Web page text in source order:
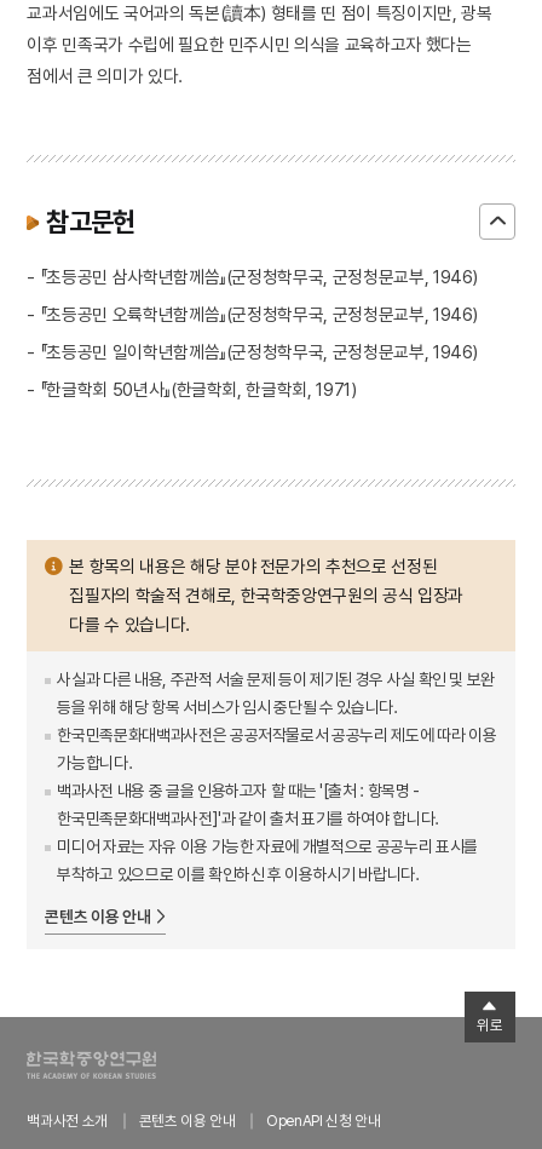
교과서임에도 국어과의 독본(讀本) 형태를 띤 점이 특징이지만, 광복
이후 민족국가 수립에 필요한 민주시민 의식을 교육하고자 했다는
점에서 큰 의미가 있다.
참고문헌
- 『초등공민 삼사학년함께씀』(군정청학무국, 군정청문교부, 1946)
- 『초등공민 오륙학년함께씀』(군정청학무국, 군정청문교부, 1946)
- 『초등공민 일이학년함께씀』(군정청학무국, 군정청문교부, 1946)
- 『한글학회 50년사』(한글학회, 한글학회, 1971)
본 항목의 내용은 해당 분야 전문가의 추천으로 선정된
집필자의 학술적 견해로, 한국학중앙연구원의 공식 입장과
다를 수 있습니다.
사실과 다른 내용, 주관적 서술 문제 등이 제기된 경우 사실 확인 및 보완
등을 위해 해당 항목 서비스가 임시 중단될 수 있습니다.
한국민족문화대백과사전은 공공저작물로서 공공누리 제도에 따라 이용
가능합니다.
백과사전 내용 중 글을 인용하고자 할 때는 '[출처 : 항목명 -
한국민족문화대백과사전]'과 같이 출처 표기를 하여야 합니다.
미디어 자료는 자유 이용 가능한 자료에 개별적으로 공공누리 표시를
부착하고 있으므로 이를 확인하신 후 이용하시기 바랍니다.
콘텐츠 이용 안내
백과사전 소개 콘텐츠 이용 안내
OpenAPI 신청 안내
위로